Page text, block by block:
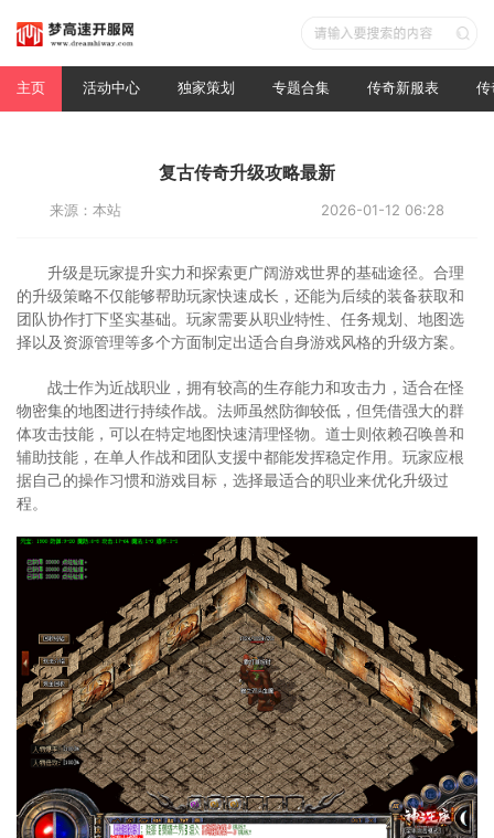
主页 活动中心 独家策划 专题合集 传奇新服表 传
复古传奇升级攻略最新
来源：本站 2026-01-12 06:28
升级是玩家提升实力和探索更广阔游戏世界的基础途径。合理
的升级策略不仅能够帮助玩家快速成长，还能为后续的装备获取和
团队协作打下坚实基础。玩家需要从职业特性、任务规划、地图选
择以及资源管理等多个方面制定出适合自身游戏风格的升级方案。
战士作为近战职业，拥有较高的生存能力和攻击力，适合在怪
物密集的地图进行持续作战。法师虽然防御较低，但凭借强大的群
体攻击技能，可以在特定地图快速清理怪物。道士则依赖召唤兽和
辅助技能，在单人作战和团队支援中都能发挥稳定作用。玩家应根
据自己的操作习惯和游戏目标，选择最适合的职业来优化升级过
程。